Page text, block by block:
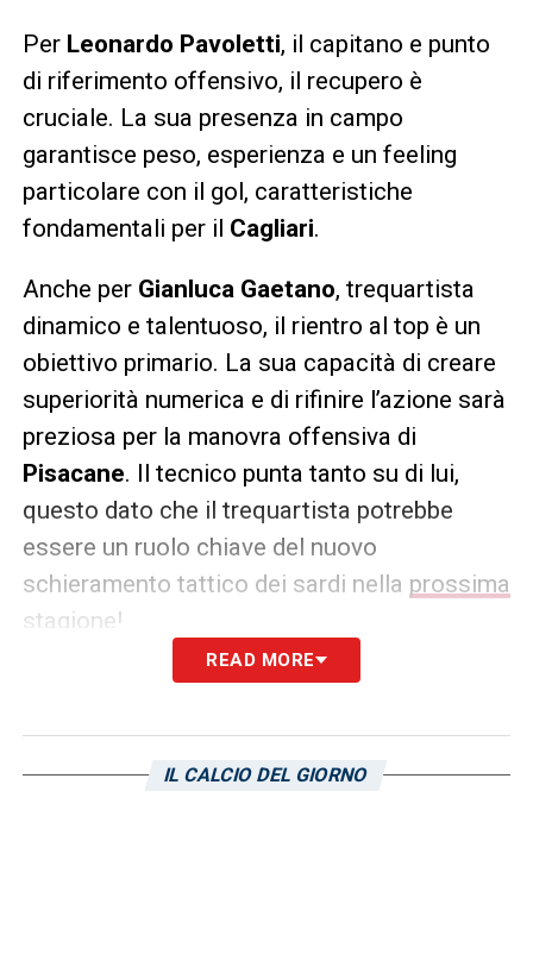
Per Leonardo Pavoletti, il capitano e punto
di riferimento offensivo, il recupero è
cruciale. La sua presenza in campo
garantisce peso, esperienza e un feeling
particolare con il gol, caratteristiche
fondamentali per il Cagliari.
Anche per Gianluca Gaetano, trequartista
dinamico e talentuoso, il rientro al top è un
obiettivo primario. La sua capacità di creare
superiorità numerica e di rifinire l’azione sarà
preziosa per la manovra offensiva di
Pisacane. Il tecnico punta tanto su di lui,
questo dato che il trequartista potrebbe
essere un ruolo chiave del nuovo
schieramento tattico dei sardi nella prossima
stagione!
Lo staff medico e atletico del club sta
adeguati e che non ci siano rischi di ricadute.
READ MORE
IL CALCIO DEL GIORNO